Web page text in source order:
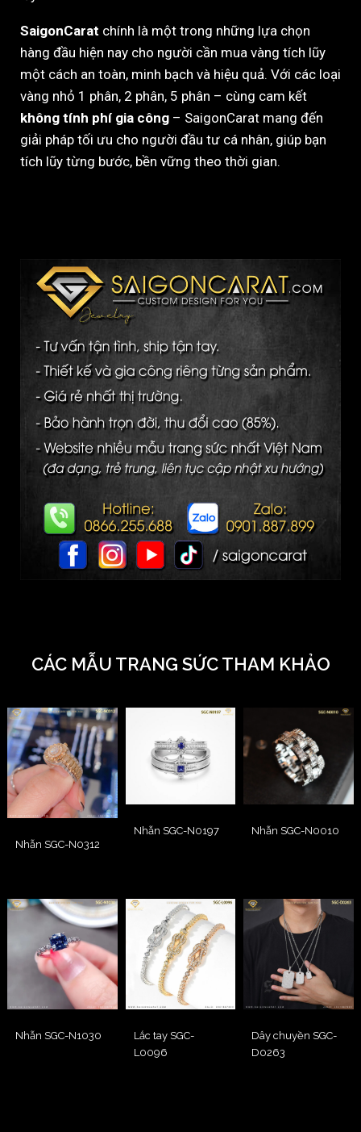
SaigonCarat chính là một trong những lựa chọn
hàng đầu hiện nay cho người cần mua vàng tích lũy
một cách an toàn, minh bạch và hiệu quả. Với các loại
vàng nhỏ 1 phân, 2 phân, 5 phân – cùng cam kết
không tính phí gia công – SaigonCarat mang đến
giải pháp tối ưu cho người đầu tư cá nhân, giúp bạn
tích lũy từng bước, bền vững theo thời gian.
CÁC MẪU TRANG SỨC THAM KHẢO
Nhẫn SGC-N0312
Nhẫn SGC-N0197 Nhẫn SGC-N0010
Nhẫn SGC-N1030
Lắc tay SGC-
L0096
Dây chuyền SGC-
D0263